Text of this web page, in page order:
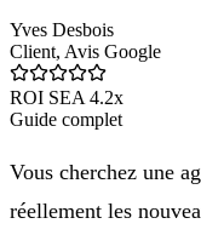
Yves Desbois
Client, Avis Google
ROI SEA 4.2x
Guide complet
Vous cherchez une
réellement les